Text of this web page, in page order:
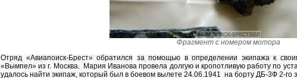
Фрагмент с номером мотора
Отряд «Авиапоиск-Брест» обратился за помощью в определении экипажа к
«Вымпел» из г. Москва. Мария Иванова провела долгую и кропотливую работу по
удалось найти экипаж, который был в боевом вылете 24.06.1941 на борту ДБ-3Ф 2-го